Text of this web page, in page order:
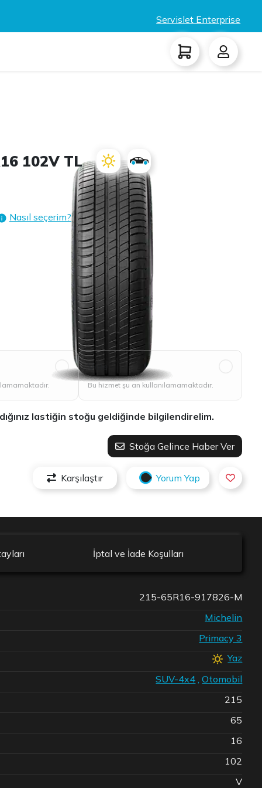
Servislet Enterprise
102V TL
Nasıl seçerim?
Vale
Bu hizmet şu an kullanılamamaktadır.
lastiğin stoğu geldiğinde bilgilendirelim.
Stoğa Gelince Haber Ver
Karşılaştır Yorum Yap
İptal ve İade Koşulları
215-65R16-917826-M
Michelin
Primacy 3
Yaz
SUV-4x4 ,Otomobil
215
65
16
102
V